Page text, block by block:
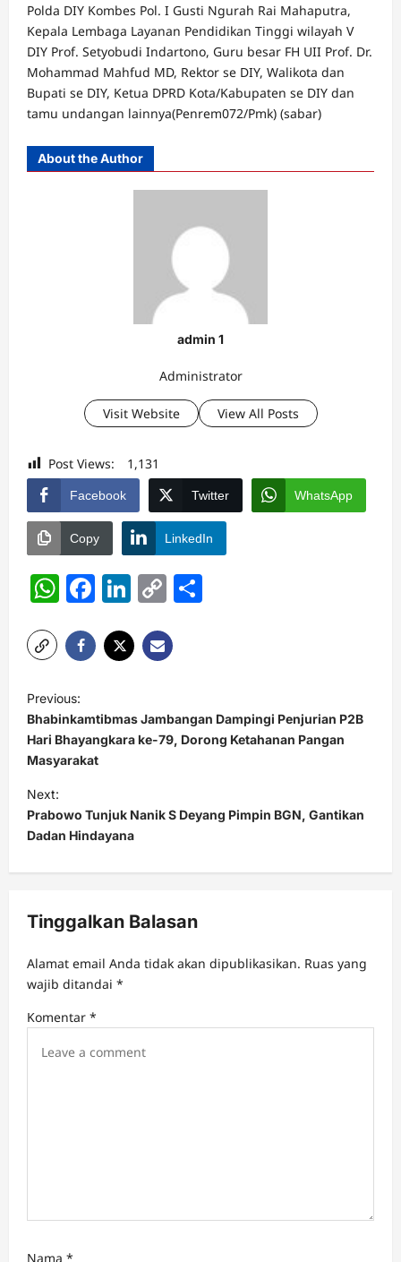
Polda DIY Kombes Pol. I Gusti Ngurah Rai Mahaputra,
Kepala Lembaga Layanan Pendidikan Tinggi wilayah V
DIY Prof. Setyobudi Indartono, Guru besar FH UII Prof. Dr.
Mohammad Mahfud MD, Rektor se DIY, Walikota dan
Bupati se DIY, Ketua DPRD Kota/Kabupaten se DIY dan
tamu undangan lainnya(Penrem072/Pmk) (sabar)
About the Author
admin 1
Administrator
Visit Website View All Posts
Post Views: 1,131
Facebook Twitter WhatsApp
Copy LinkedIn
WhatsApp
Facebook
LinkedIn
Copy
P
o
s
t
n
a
g
t
i
o
Previous:
Bhabinkamtibmas Jambangan Dampingi Penjurian P2B
Hari Bhayangkara ke-79, Dorong Ketahanan Pangan
Masyarakat
Next:
Prabowo Tunjuk Nanik S Deyang Pimpin BGN, Gantikan
Dadan Hindayana
Tinggalkan Balasan
Alamat email Anda tidak akan dipublikasikan. Ruas yang
wajib ditandai *
Komentar *
Nama *